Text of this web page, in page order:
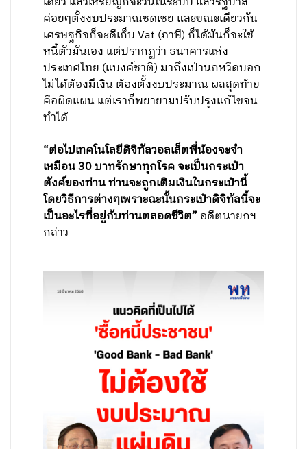
ค่อยๆตั้งงบประมาณชดเชย และขณะเดียวกัน
เศรษฐกิจก็จะดีเก็บ Vat (ภาษี) ก็ได้มันก็จะใช้
หนี้ตัวมันเอง แต่ปรากฏว่า ธนาคารแห่ง
ประเทศไทย (แบงค์ชาติ) มาถึงเป่านกหวีดบอก
ไม่ได้ต้องมีเงิน ต้องตั้งงบประมาณ ผลสุดท้าย
คือผิดแผน แต่เราก็พยายามปรับปรุงแก้ไขจน
ทำได้
“ต่อไปเทคโนโลยีดิจิทัลวอลเล็ตพี่น้องจะจำ
เหมือน 30 บาทรักษาทุกโรค จะเป็นกระเป๋า
ตังค์ของท่าน ท่านจะถูกเติมเงินในกระเป๋านี้
โดยวิธีการต่างๆเพราะฉะนั้นกระเป๋าดิจิทัลนี้จะ
เป็นอะไรที่อยู่กับท่านตลอดชีวิต” อดีตนายกฯ
กล่าว